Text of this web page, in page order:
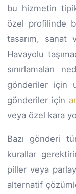
bu hizmetin
özel profilinde
tasarım, sanat
Havayolu
sınırlamaları
gönderiler için
gönderiler için
veya özel kara
Bazı gönderi
kurallar
piller veya
alternatif